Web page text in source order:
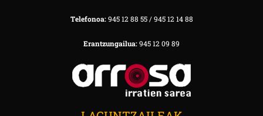
Telefonoa:945 12 88 55 / 945 12 14 88
Erantzungailua:945 12 09 89